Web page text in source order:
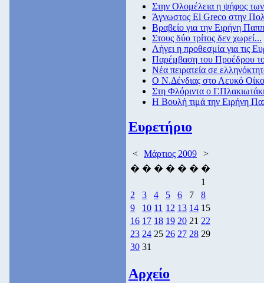
Στην Ολομέλεια η ψήφος
Άγνωστος El Greco στην
Βραβείο για την Ειρήνη
Στους δύο τρίτος δεν χωρεί...
Λήγει η προθεσμία για τις
Παρέμβαση του Προέδρου
Nέα πειρατεία σε
Ο Ν.Δένδιας στο Λευκό Οίκο
Στη Φλόριντα ο
Η Βουλή τιμά την Ειρήνη
Ευρετήριο
< Μάρτιος 2009
>
� � � � � � �
1
2
3 4 5 6 7
8
9
10 11 12 13 14 15
16 17 18 19 20 21 22
23 24 25 26 27 28 29
30 31
Αρχείο